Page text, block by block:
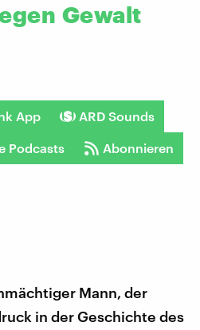
Gewalt
App ARD Sounds
Podcasts Abonnieren
Mann, der
in der Geschichte des